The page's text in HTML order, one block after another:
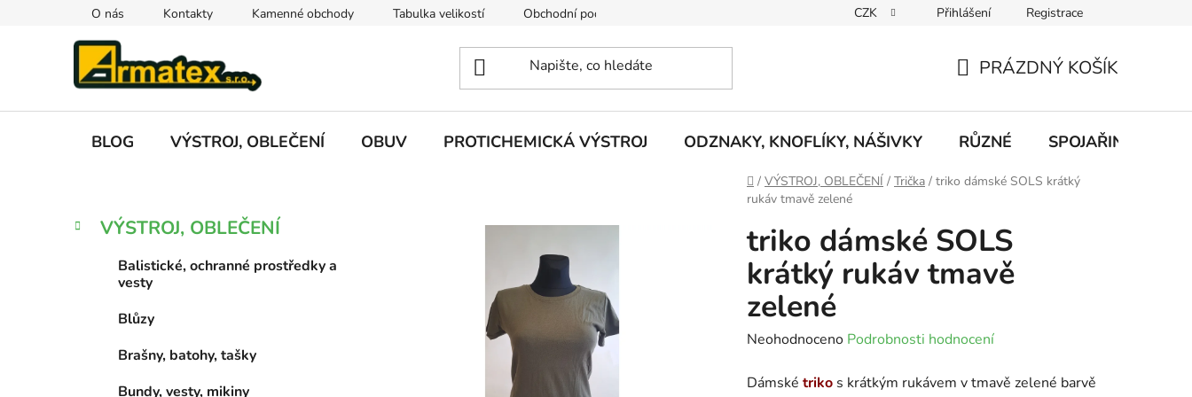
O nás Kontakty Kamenné obchody Tabulka velikostí Obchodní podmínky Podmínky ochrany osobních údajů
CZK Přihlášení Registrace
KOŠÍK
PRÁZDNÝ KOŠÍK
BLOG VÝSTROJ, OBLEČENÍ OBUV PROTICHEMICKÁ VÝSTROJ ODZNAKY, KNOFLÍKY, NÁŠIVKY RŮZNÉ SPOJAŘINA,
Domů
/ VÝSTROJ, OBLEČENÍ / Trička / triko dámské SOLS krátký
rukáv tmavě zelené
PPřeskočit
kategorie
K
a
VÝSTROJ, OBLEČENÍ
Balistické, ochranné prostředky a
vesty
Blůzy
Brašny, batohy, tašky
Bundy, vesty, mikiny
triko dámské SOLS
krátký rukáv tmavě
zelené
Průměrné
produktu
Neohodnoceno Podrobnosti hodnocení
Dámské triko s krátkým rukávem v tmavě zelené barvě